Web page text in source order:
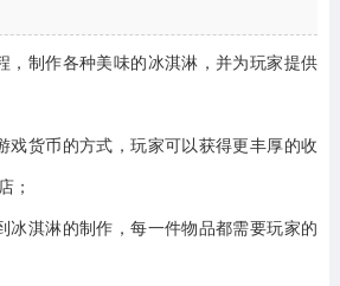
，制作各种美味的冰淇淋，并为玩家提供
戏货币的方式，玩家可以获得更丰厚的收
；
冰淇淋的制作，每一件物品都需要玩家的